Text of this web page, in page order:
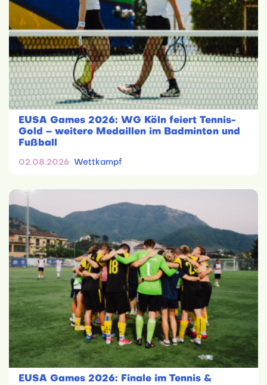
EUSA Games 2026: WG Köln feiert Tennis-
Gold – weitere Medaillen im Badminton und
Fußball
02.08.2026 Wettkampf
EUSA Games 2026: Finale im Tennis &